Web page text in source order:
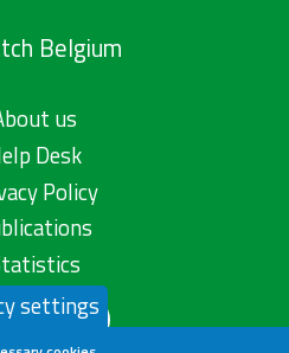
Belgium
us
Desk
Policy
us
settings